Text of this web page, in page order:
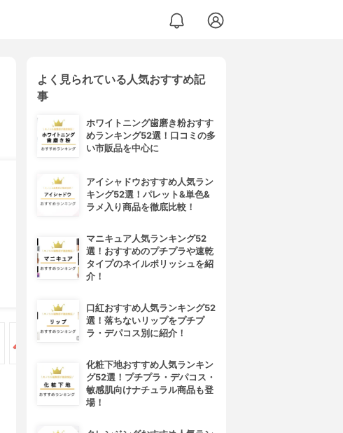
よく見られている人気おすすめ記
事
ホワイトニング歯磨き粉おすす
めランキング52選！口コミの多
い市販品を中心に
アイシャドウおすすめ人気ラン
キング52選！パレット&単色&
ラメ入り商品を徹底比較！
マニキュア人気ランキング52
選！おすすめのプチプラや速乾
タイプのネイルポリッシュを紹
介！
口紅おすすめ人気ランキング52
選！落ちないリップをプチプ
ラ・デパコス別に紹介！
化粧下地おすすめ人気ランキン
グ52選！プチプラ・デパコス・
敏感肌向けナチュラル商品も登
場！